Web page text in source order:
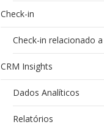
Check-in
Check-in relacionado
CRM Insights
Dados Analíticos
Relatórios